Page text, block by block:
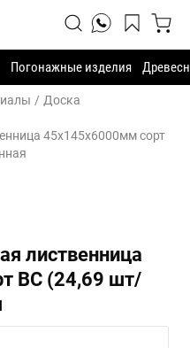
Погонажные изделия
Доска
45х145х6000мм сорт
лиственница
ВС (24,69 шт/